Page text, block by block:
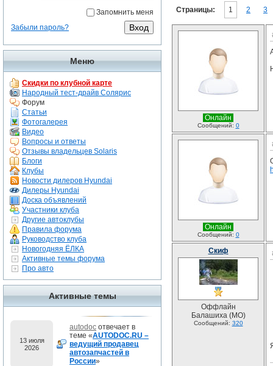
Запомнить меня
Забыли пароль?
Меню
Скидки по клубной карте
Народный тест-драйв Солярис
Форум
Статьи
Фотогалерея
Видео
Вопросы и ответы
Отзывы владельцев Solaris
Блоги
Клубы
Новости дилеров Hyundai
Дилеры Hyundai
Доска объявлений
Участники клуба
Другие автоклубы
Правила форума
Руководство клуба
Новогодняя ЁЛКА
Активные темы форума
Про авто
Активные темы
13 июля
2026
autodoc отвечает в
теме «AUTODOC.RU –
ведущий продавец
автозапчастей в
России»
Страницы: 1 2 3
Онлайн
Сообщений: 0
Онлайн
Сообщений: 0
Скиф
Оффлайн
Балашиха (МО)
Сообщений: 320